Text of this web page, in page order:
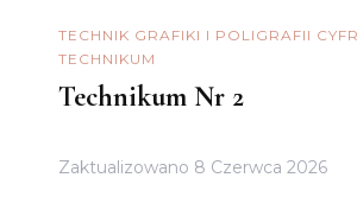
TECHNIK GRAFIKI I POLIGRAFII
TECHNIKUM
Technikum Nr 2
Zaktualizowano 8 Czerwca 2026